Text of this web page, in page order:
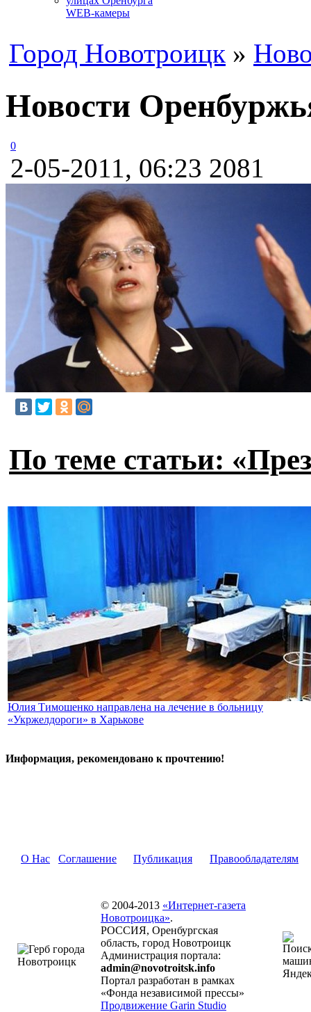
WEB-камеры
Город Новотроицк »
Новости
0
2-05-2011, 06:23 2081
По теме статьи:
Юлия Тимошенко направлена на лечение в больницу
«Укржелдороги» в Харькове
Информация, рекомендовано к прочтению!
О Нас Соглашение Публикация Правообладателям
© 2004-2013 «Интернет-газета
Новотроицка».
РОССИЯ, Оренбургская
область, город Новотроицк
Администрация портала:
admin@novotroitsk.info
Портал разработан в рамках
«Фонда независимой прессы»
Продвижение Garin Studio